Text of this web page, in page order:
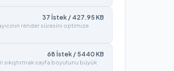
37 İstek / 427.95 KB
render süresini optimize
68 İstek / 5440 KB
sayfa boyutunu büyük